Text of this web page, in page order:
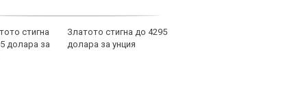
Златото стигна до 4295
долара за унция